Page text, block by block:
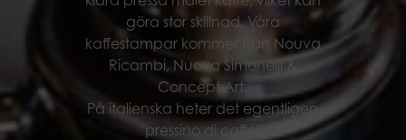
göra stor skillnad. Våra
kaffestampar kommer från Nouva
Ricambi, Nuova Simonelli &
Concept Art.
På italienska heter det egentligen
"pressino di caffé".